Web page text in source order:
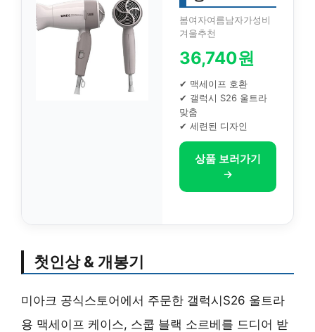
봄여자여름남자가성비
겨울추천
36,740원
✔ 맥세이프 호환
✔ 갤럭시 S26 울트라
맞춤
✔ 세련된 디자인
상품 보러가기
→
첫인상 & 개봉기
미아크 공식스토어에서 주문한 갤럭시S26 울트라
용 맥세이프 케이스, 스쿱 블랙 소르베를 드디어 받